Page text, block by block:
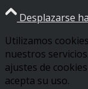
Desplazarse
Utilizamos
nuestros
ajustes de
acepta su uso.